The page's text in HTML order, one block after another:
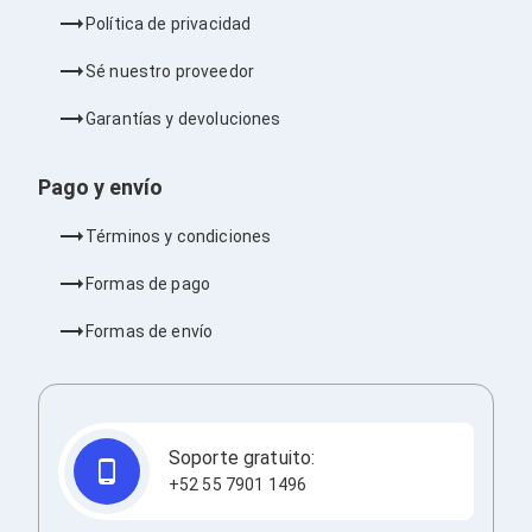
Barras de Sonido
Reproductores MP3 / MP4
Sonido para Centros de Entretenimiento
Home Theater
Accesorios Proyectores
Soportes de Proyectores
Presentadores
Pantallas de Proyección
Adaptadores de Red para Proyectores
Soportes para Pantallas
Reproductores para Transmisión Multimedia
Pantallas
Pantallas Comerciales
Política de privacidad
Sé nuestro proveedor
Garantías y devoluciones
Pago y envío
Términos y condiciones
Formas de pago
Formas de envío
Soporte gratuito:
+52 55 7901 1496